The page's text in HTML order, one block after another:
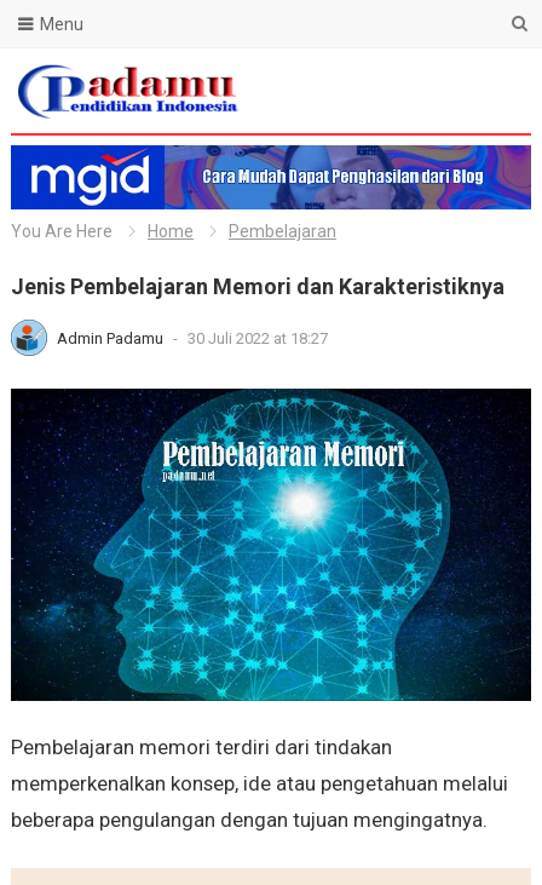
Blog Padamu
Menu
You Are Here Home Pembelajaran
Jenis Pembelajaran Memori dan Karakteristiknya
Admin Padamu - 30 Juli 2022 at 18:27
Pembelajaran memori terdiri dari tindakan
memperkenalkan konsep, ide atau pengetahuan melalui
beberapa pengulangan dengan tujuan mengingatnya.